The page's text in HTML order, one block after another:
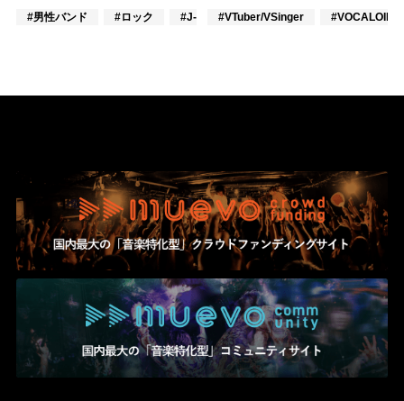
#男性バンド
#ロック #J-POP#VTuber/VSinger
#VOCALOID